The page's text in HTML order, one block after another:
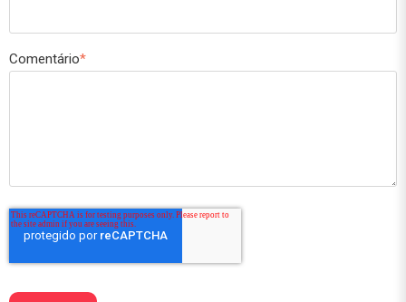
Comentário*